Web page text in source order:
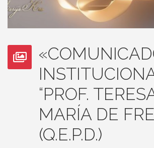
“PROF.
MARÍA DE
(Q.E.P.D.)